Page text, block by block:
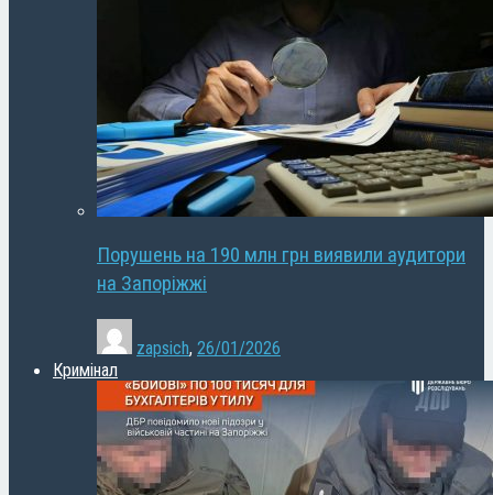
Порушень на 190 млн грн виявили аудитори
на Запоріжжі
zapsich, 26/01/2026
Кримінал